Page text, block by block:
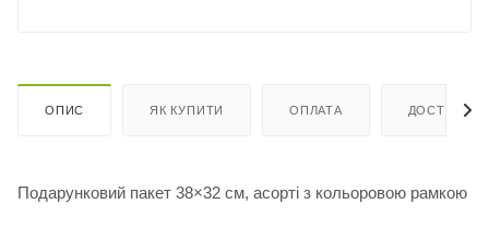
ОПИС ЯК КУПИТИ ОПЛАТА ДОСТАВКА
Подарунковий пакет 38×32 см, асорті з кольоровою рамкою